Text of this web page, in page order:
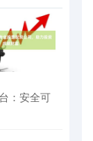
：安全可